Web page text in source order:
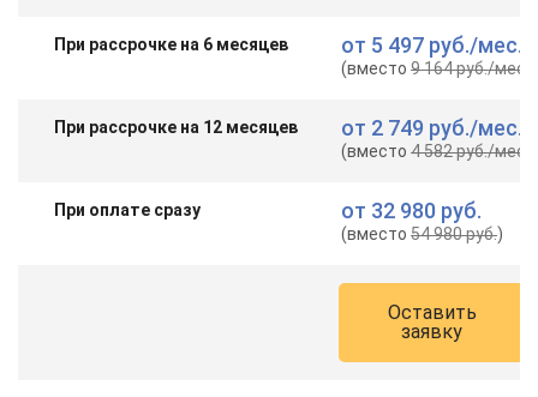
При рассрочке на 6 месяцев от 5 497 руб./мес.
(вместо9 164 руб./мес.
При рассрочке на 12 месяцев от 2 749 руб./мес.
(вместо4 582 руб./мес.
При оплате сразу от 32 980 руб.
(вместо54 980 руб.)
Оставить
заявку